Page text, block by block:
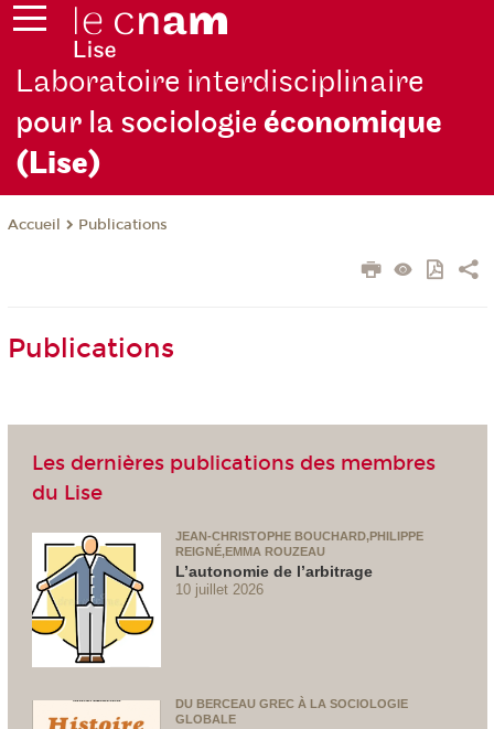
Laboratoire interdisciplinaire
pour la sociologieéconomique
(Lise)
Accueil Publications
Publications
Les dernières publications des membres
du Lise
JEAN-CHRISTOPHE BOUCHARD,PHILIPPE
REIGNÉ,EMMA ROUZEAU
L’autonomie de l’arbitrage
10 juillet 2026
DU BERCEAU GREC À LA SOCIOLOGIE
GLOBALE